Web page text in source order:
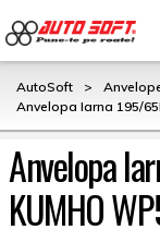
AutoSoft >
Anvelopa Iarna 195/
Anvelopa
KUMHO